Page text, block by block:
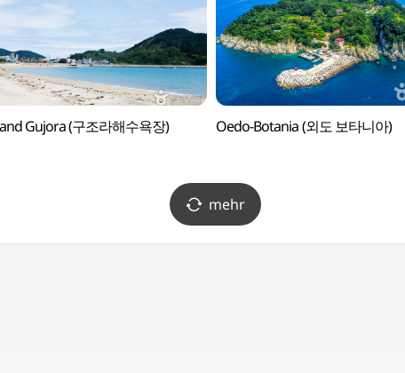
Gujora (구조라해수욕장) Oedo-Botania (외도 보타니아)
mehr